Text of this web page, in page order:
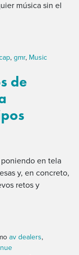
música sin el
, gmr, Music
de
en tela
y, en concreto,
retos y
av dealers,